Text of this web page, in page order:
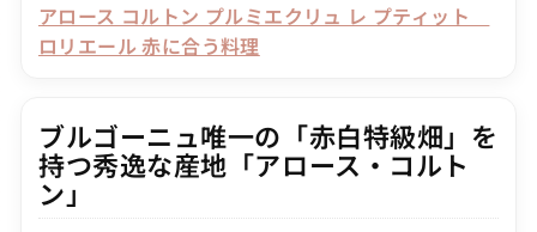
アロース コルトン プルミエクリュ レ プティット
ロリエール 赤に合う料理
ブルゴーニュ唯一の「赤白特級畑」を
持つ秀逸な産地「アロース・コルト
ン」